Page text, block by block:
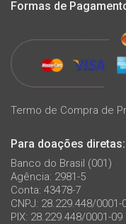
Formas de
Termo de Compra de
Para doações diretas:
Banco do Brasil (001)
Agência: 2981-5
Conta: 43478-7
CNPJ: 28.229.448/0001-
PIX: 28.229.448/0001-09